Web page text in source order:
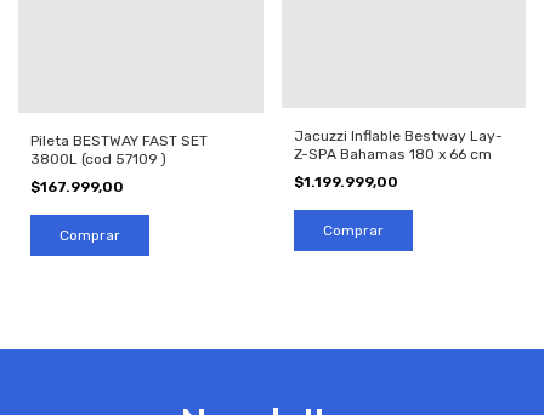
Pileta BESTWAY FAST SET
3800L (cod 57109 )
$167.999,00
Jacuzzi Inflable Bestway Lay-
Z-SPA Bahamas 180 x 66 cm
$1.199.999,00